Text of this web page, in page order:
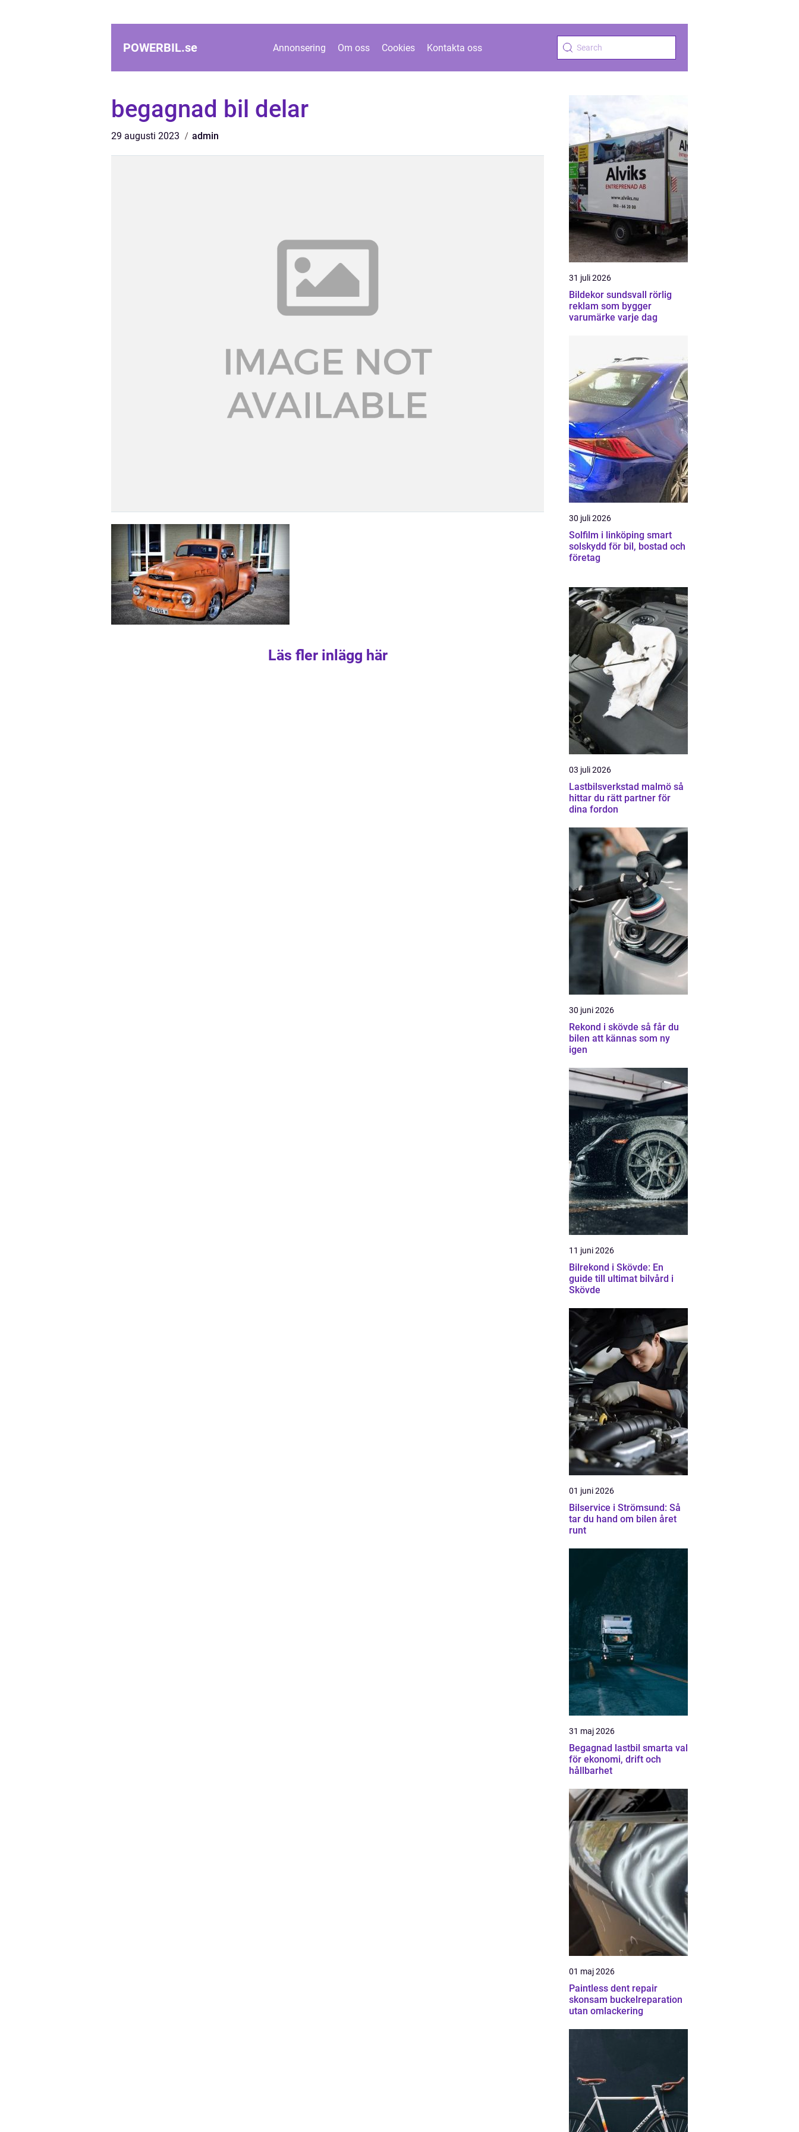
POWERBIL.se Annonsering Om oss Cookies Kontakta oss
begagnad bil delar
29 augusti 2023 admin
Läs fler inlägg här
31 juli 2026
Bildekor sundsvall rörlig
reklam som bygger
varumärke varje dag
30 juli 2026
Solfilm i linköping smart
solskydd för bil, bostad och
företag
03 juli 2026
Lastbilsverkstad malmö så
hittar du rätt partner för
dina fordon
30 juni 2026
Rekond i skövde så får du
bilen att kännas som ny
igen
11 juni 2026
Bilrekond i Skövde: En
guide till ultimat bilvård i
Skövde
01 juni 2026
Bilservice i Strömsund: Så
tar du hand om bilen året
runt
31 maj 2026
Begagnad lastbil smarta val
för ekonomi, drift och
hållbarhet
01 maj 2026
Paintless dent repair
skonsam buckelreparation
utan omlackering